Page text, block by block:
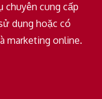
chuyên cung cấp
dụng hoặc có
marketing online.